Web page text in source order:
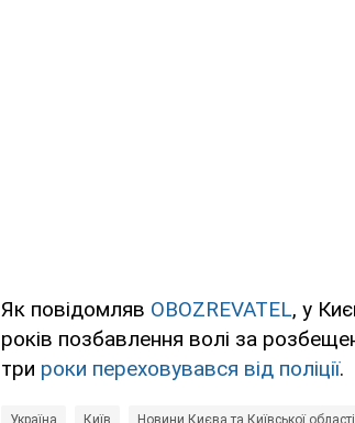
Як повідомляв OBOZREVATEL, у
років позбавлення волі за
три роки переховувався від поліції.